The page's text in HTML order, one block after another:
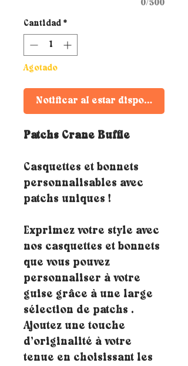
0/500
Cantidad *
Agotado
Notificar al estar disponible
Patchs Crane Buffle
Casquettes et bonnets
personnalisables avec
patchs uniques !
Exprimez votre style avec
nos casquettes et bonnets
que vous pouvez
personnaliser à votre
guise grâce à une large
sélection de patchs .
Ajoutez une touche
d’originalité à votre
tenue en choisissant les